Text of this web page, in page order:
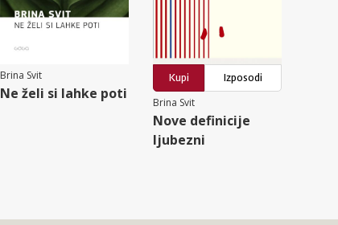
Brina Svit
Ne želi si lahke poti
Kupi
Izposodi
Brina Svit
Nove definicije
ljubezni